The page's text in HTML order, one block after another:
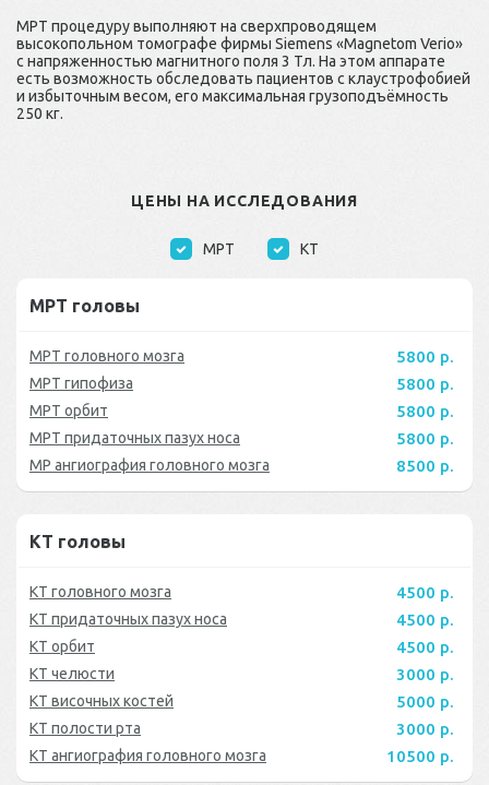
МРТ процедуру выполняют на сверхпроводящем
высокопольном томографе фирмы Siemens «Magnetom Verio»
с напряженностью магнитного поля 3 Тл. На этом аппарате
есть возможность обследовать пациентов с клаустрофобией
и избыточным весом, его максимальная грузоподъёмность
250 кг.
ЦЕНЫ НА ИССЛЕДОВАНИЯ
МРТ КТ
МРТ головы
МРТ головного мозга 5800 р.
МРТ гипофиза 5800 р.
МРТ орбит 5800 р.
МРТ придаточных пазух носа 5800 р.
МР ангиография головного мозга 8500 р.
КТ головы
КТ головного мозга 4500 р.
КТ придаточных пазух носа 4500 р.
КТ орбит 4500 р.
КТ челюсти 3000 р.
КТ височных костей 5000 р.
КТ полости рта 3000 р.
КТ ангиография головного мозга 10500 р.